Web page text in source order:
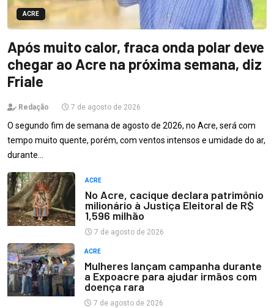
ACRE
Após muito calor, fraca onda polar deve
chegar ao Acre na próxima semana, diz
Friale
Redação 7 de agosto de 2026
O segundo fim de semana de agosto de 2026, no Acre, será com
tempo muito quente, porém, com ventos intensos e umidade do ar,
durante…
ACRE
No Acre, cacique declara patrimônio
milionário à Justiça Eleitoral de R$
1,596 milhão
7 de agosto de 2026
ACRE
Mulheres lançam campanha durante
a Expoacre para ajudar irmãos com
doença rara
7 de agosto de 2026